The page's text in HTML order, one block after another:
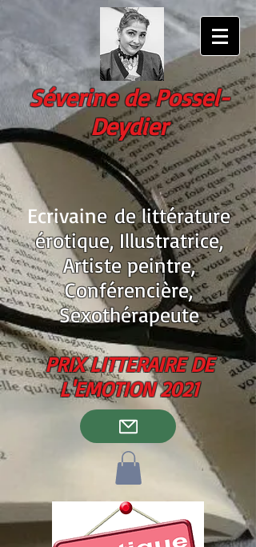
Séverinede Possel-
Deydier
Ecrivaine de littérature
érotique, Illustratrice,
Artiste peintre,
Conférencière,
Sexothérapeute
PRIX LITTERAIRE DE
L'EMOTION 2021